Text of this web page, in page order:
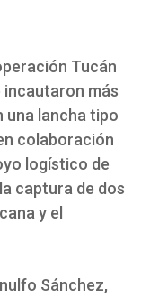
Tucán
incautaron más
una lancha tipo
colaboración
logístico de
captura de dos
y el
Sánchez,